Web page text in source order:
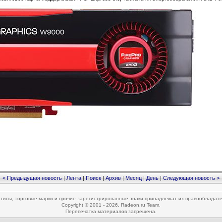
< Предыдущая новость Лента| Поиск Архив Месяц День Следующая новость >
торговые марки и прочие зарегистрированные знаки принадлежат их
Copyright © 2001 - 2026, Radeon.ru Team.
Перепечатка материалов запрещена.